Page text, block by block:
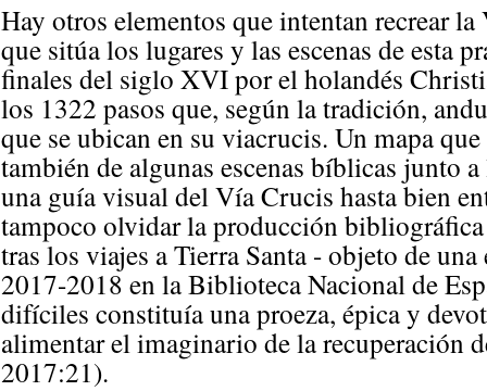
Hay otros elementos que intentan recrear
que sitúa los lugares y las escenas de esta
finales del siglo XVI por el holandés
los 1322 pasos que, según la tradición,
que se ubican en su viacrucis. Un mapa
también de algunas escenas bíblicas junto
una guía visual del Vía Crucis hasta bien
tampoco olvidar la producción
tras los viajes a Tierra Santa - objeto de
2017-2018 en la Biblioteca Nacional de
difíciles constituía una proeza, épica y
alimentar el imaginario de la recuperación
2017:21).